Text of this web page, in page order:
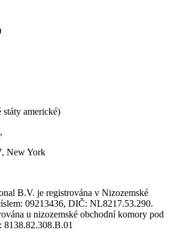
státy americké)
New York
B.V. je registrována v Nizozemské
09213436, DIČ: NL8217.53.290.
u nizozemské obchodní komory pod